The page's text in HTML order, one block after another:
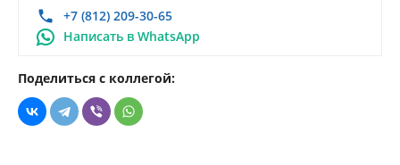
+7 (812) 209-30-65
Написать в WhatsApp
Поделиться с коллегой: